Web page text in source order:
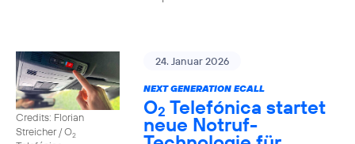
Credits: Florian
Streicher / O2
24. Januar 2026
NEXT GENERATION ECALL
O2 Telefónica startet
neue Notruf-